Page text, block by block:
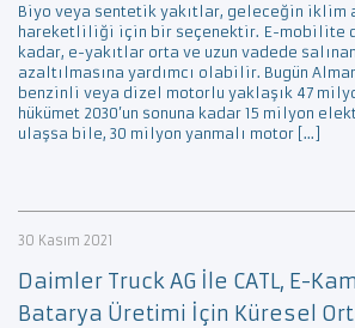
Biyo veya sentetik yakıtlar, geleceğin iklim
hareketliliği için bir seçenektir. E-mobilite
kadar, e-yakıtlar orta ve uzun vadede salınan
azaltılmasına yardımcı olabilir. Bugün
benzinli veya dizel motorlu yaklaşık 47
hükümet 2030’un sonuna kadar 15 milyon
ulaşsa bile, 30 milyon yanmalı motor […]
30 Kasım 2021
Daimler Truck AG İle CATL, E-
Batarya Üretimi İçin Küresel